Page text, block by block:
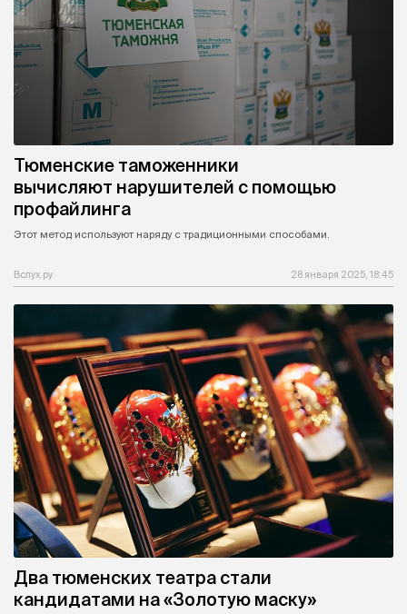
Тюменские таможенники
вычисляют нарушителей с помощью
профайлинга
Этот метод используют наряду с традиционными способами.
Вслух.ру 28 января 2025, 18:45
Два тюменских театра стали
кандидатами на «Золотую маску»